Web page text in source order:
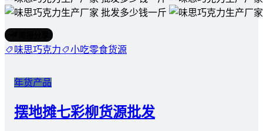
味思巧克力 小吃零食货源
年货产品
摆地摊七彩柳货源批发